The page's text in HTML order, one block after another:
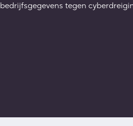
bedrijfsgegevens tegen